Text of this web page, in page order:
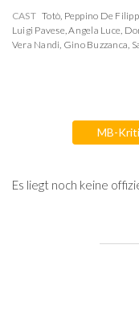
CAST Totò, Peppino De
Luigi Pavese,Angela Luce,
Vera Nandi, Gino Buzzanca,
MB-
Es liegt noch keine